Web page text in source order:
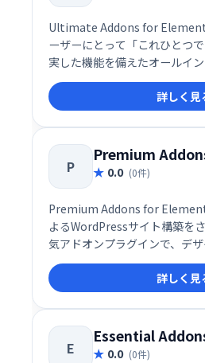
Ultimate Addons for
ーザーにとって「これひとつ
実した機能を備えたオールイ
です。世界で65万人以上のウ
に利用されており、プロレベル
間で効率的に実現できるツー
ています。
詳しく見
P
Premium
0.0 (0件)
Premium Addons for
よるWordPressサイト構築を
気アドオンプラグインで、デ
ォーマンスすべてを高次元で
す。無料版とPro版の両方で利
テナテンプレートや多数のウ
り、ノーコードで洗練された
ーに構築可能です。
詳しく見
E
Essential
0.0 (0件)